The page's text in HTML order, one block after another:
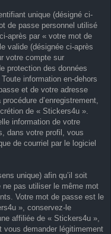
unique (désigné ci-
de passe personnel utilisé
après par « votre mot de
valide (désignée ci-après
votre compte sur
protection des données
information en-dehors
et de votre adresse
d’enregistrement,
de « Stickers4u ».
information de votre
dans votre profil, vous
de courriel par le logiciel
unique) afin qu’il soit
pas utiliser le même mot
Votre mot de passe est le
», conservez-le
affiliée de « Stickers4u »,
vous demander légitimement